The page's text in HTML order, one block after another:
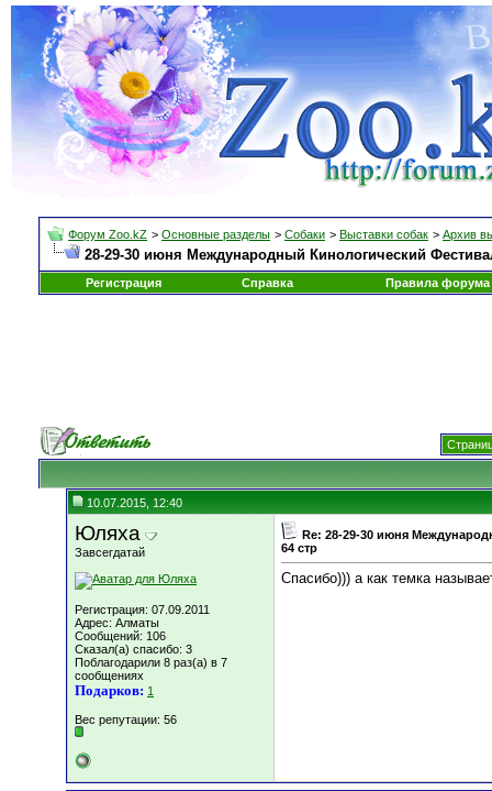
Форум Zoo.kZ > Основные разделы > Собаки > Выставки собак > Архив
28-29-30 июня Международный Кинологический
Регистрация Справка Правила форума
10.07.2015, 12:40
Юляха
Завсегдатай
Регистрация: 07.09.2011
Адрес: Алматы
Сообщений: 106
Сказал(а) спасибо: 3
Поблагодарили 8 раз(а) в 7
сообщениях
Подарков: 1
Вес репутации: 56
Re: 28-29-30 июня
64 стр
Спасибо))) а как темка